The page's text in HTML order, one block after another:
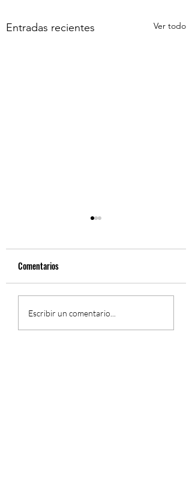
Entradas recientes Ver todo
El Concierto Sinfónico de
Comentarios
Escribir un comentario...